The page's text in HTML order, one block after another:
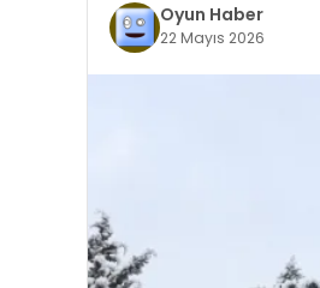
Oyun Haber
22 Mayıs 2026